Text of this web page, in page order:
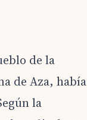
de la
de Aza, había
la